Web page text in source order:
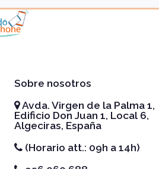
Sobre nosotros
Avda. Virgen de la Palma 1,
Edificio Don Juan 1, Local 6,
Algeciras, España
(Horario att.: 09h a 14h)